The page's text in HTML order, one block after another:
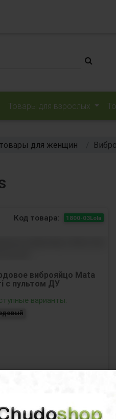
Товары для взрослых
для женщин
Код товара: 1800-03Lola
виброяйцо Mata
с пультом ДУ
варианты:
руб. нет в наличии